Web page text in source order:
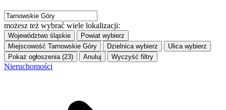
możesz też wybrać wiele lokalizacji:
Województwo śląskie Powiat wybierz
Miejscowość Tarnowskie Góry Dzielnica wybierz Ulica wybierz
Pokaż ogłoszenia (23)
Anuluj Wyczyść filtry
Nieruchomości